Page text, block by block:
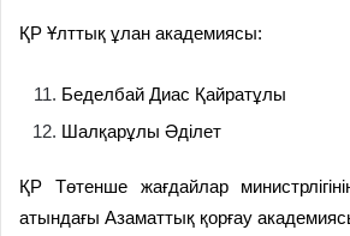
ҚР Ұлттық ұлан академиясы:
Беделбай Диас Қайратұлы
Шалқарұлы Әділет
ҚР Төтенше жағдайлар
атындағы Азаматтық қорғау